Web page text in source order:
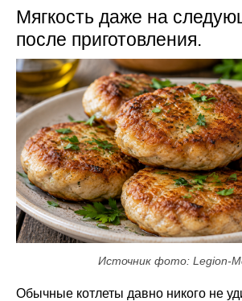
Мягкость даже на
после приготовления.
Источник фото: Legion-
Обычные котлеты давно никого не